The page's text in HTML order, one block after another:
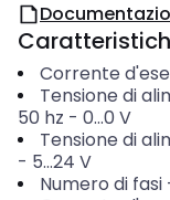
Corrente
Tensione di
50 hz - 0...0 V
Tensione di
- 5...24 V
Numero di fasi